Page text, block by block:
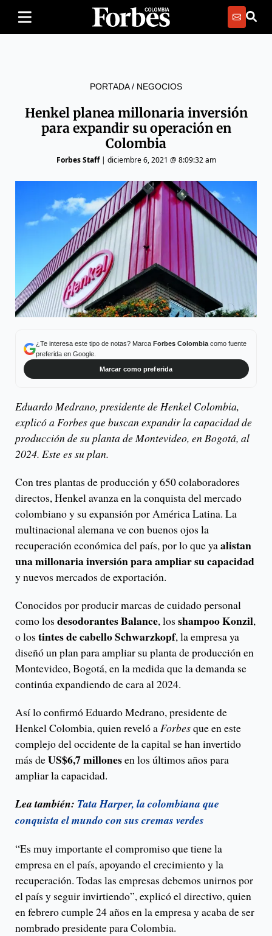
PORTADA/ NEGOCIOS
Henkel planea millonaria inversión
para expandir su operación en
Colombia
Forbes Staff| diciembre 6, 2021 @ 8:09:32 am
¿Te interesa este tipo de notas? Marca Forbes Colombiacomo fuente
preferida en Google.
Marcar como preferida
Eduardo Medrano, presidente de Henkel Colombia,
explicó a Forbes que buscan expandir la capacidad de
producción de su planta de Montevideo, en Bogotá, al
2024. Este es su plan.
Con tres plantas de producción y 650 colaboradores
directos, Henkel avanza en la conquista del mercado
colombiano y su expansión por América Latina. La
multinacional alemana ve con buenos ojos la
recuperación económica del país, por lo que yaalistan
una millonaria inversión para ampliar su capacidad
y nuevos mercados de exportación.
Conocidos por producir marcas de cuidado personal
como los desodorantes Balance, los shampoo Konzil,
o los tintes de cabello Schwarzkopf, la empresa ya
diseñó un plan para ampliar su planta de producción en
Montevideo, Bogotá, en la medida que la demanda se
continúa expandiendo de cara al 2024.
Así lo confirmó Eduardo Medrano, presidente de
Henkel Colombia, quien reveló aForbesque en este
complejo del occidente de la capital se han invertido
más deUS$6,7 millonesen los últimos años para
ampliar la capacidad.
Lea también: Tata Harper, la colombiana que
conquista el mundo con sus cremas verdes
“Es muy importante el compromiso que tiene la
empresa en el país, apoyando el crecimiento y la
recuperación. Todas las empresas debemos unirnos por
el país y seguir invirtiendo”, explicó el directivo, quien
en febrero cumple 24 años en la empresa y acaba de ser
nombrado presidente para Colombia.